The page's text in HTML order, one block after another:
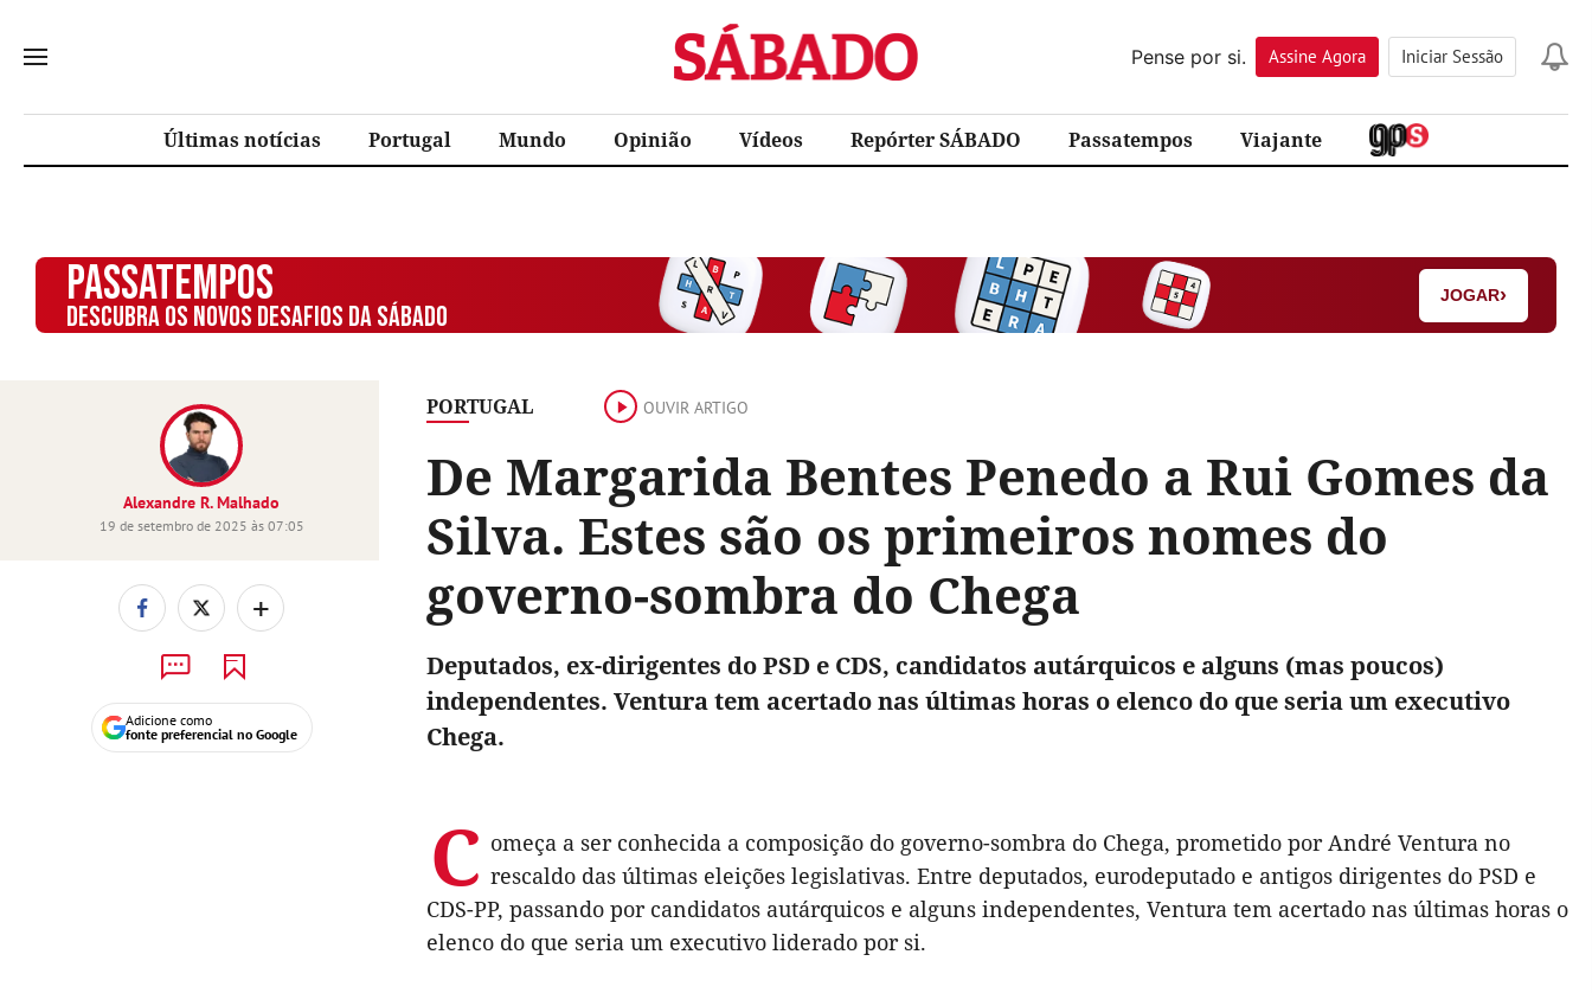
Sábado
Pense por si.
Assine Agora Iniciar Sessão
Últimas notícias Portugal Mundo Opinião Vídeos Repórter SÁBADO Passatempos Viajante
PASSATEMPOS
DESCUBRA OS NOVOS DESAFIOS DA SÁBADO
JOGAR›
PORTUGAL OUVIR ARTIGO
De Margarida Bentes Penedo a Rui Gomes da
Silva. Estes são os primeiros nomes do
governo-sombra do Chega
Alexandre R. Malhado
19 de setembro de 2025 às 07:05
+
Adicione como
fonte preferencial no Google
Deputados, ex-dirigentes do PSD e CDS, candidatos autárquicos e alguns (mas poucos)
independentes. Ventura tem acertado nas últimas horas o elenco do que seria um executivo
Chega.
C omeça a ser conhecida a composição do governo-sombra do Chega, prometido por André Ventura no
rescaldo das últimas eleições legislativas. Entre deputados, eurodeputado e antigos dirigentes do PSD e
CDS-PP, passando por candidatos autárquicos e alguns independentes, Ventura tem acertado nas últimas horas o
elenco do que seria um executivo liderado por si.